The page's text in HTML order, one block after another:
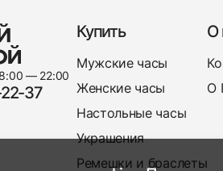
— 22:00
37
Купить
Мужские часы
Женские часы
Настольные часы
Украшения
Ремешки и браслеты
О
О